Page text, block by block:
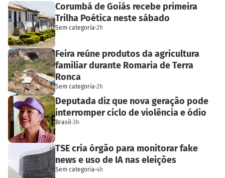
Corumbá de Goiás recebe primeira
Trilha Poética neste sábado
Sem categoria·2h
Feira reúne produtos da agricultura
familiar durante Romaria de Terra
Ronca
Sem categoria·2h
Deputada diz que nova geração pode
interromper ciclo de violência e ódio
Brasil·3h
TSE cria órgão para monitorar fake
news e uso de IA nas eleições
Sem categoria·4h